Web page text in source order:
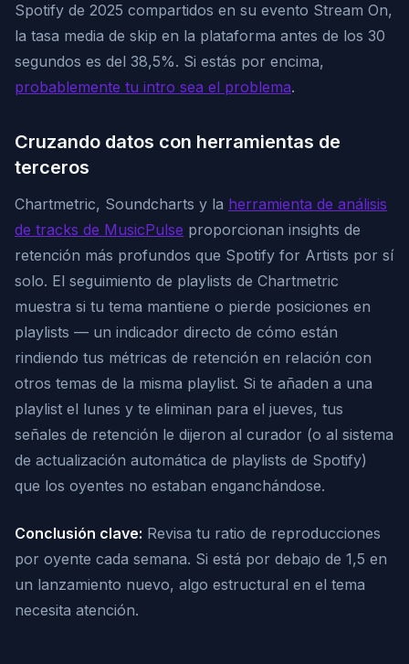
Spotify de 2025 compartidos en su evento Stream On,
la tasa media de skip en la plataforma antes de los 30
segundos es del 38,5%. Si estás por encima,
probablemente tu intro sea el problema.
Cruzando datos con herramientas de
terceros
Chartmetric, Soundcharts y la herramienta de análisis
de tracks de MusicPulse proporcionan insights de
retención más profundos que Spotify for Artists por sí
solo. El seguimiento de playlists de Chartmetric
muestra si tu tema mantiene o pierde posiciones en
playlists — un indicador directo de cómo están
rindiendo tus métricas de retención en relación con
otros temas de la misma playlist. Si te añaden a una
playlist el lunes y te eliminan para el jueves, tus
señales de retención le dijeron al curador (o al sistema
de actualización automática de playlists de Spotify)
que los oyentes no estaban enganchándose.
Conclusión clave: Revisa tu ratio de reproducciones
por oyente cada semana. Si está por debajo de 1,5 en
un lanzamiento nuevo, algo estructural en el tema
necesita atención.